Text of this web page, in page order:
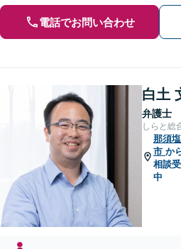
電話でお問い合わせ
白土
弁護士
しらと総
那須
市 か
相談
中